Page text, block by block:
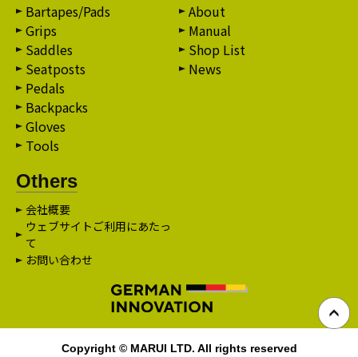
Bartapes/Pads
Grips
Saddles
Seatposts
Pedals
Backpacks
Gloves
Tools
About
Manual
Shop List
News
Others
会社概要
ウェブサイトご利用にあたっ
て
お問い合わせ
Copyright © MARUI LTD. All rights reserved